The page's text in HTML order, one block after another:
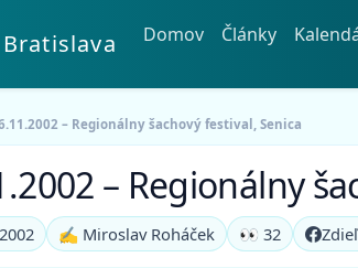
Bratislava Domov Články
– Regionálny šachový festival, Senica
– Regionálny
✍️ Miroslav Roháček 👀 32